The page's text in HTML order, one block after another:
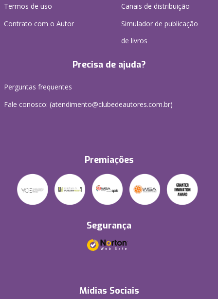
Termos de uso
Contrato com o Autor
Canais de distribuição
Simulador de publicação
de livros
Precisa de ajuda?
Perguntas frequentes
Fale conosco: (atendimento@clubedeautores.com.br)
Premiações
Segurança
Mídias Sociais